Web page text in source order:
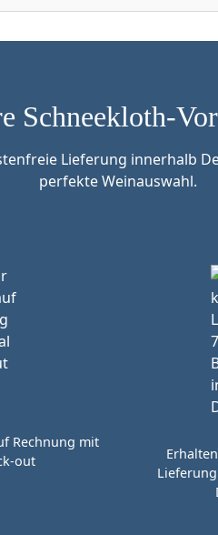
Schneekloth-
Lieferung innerhalb
perfekte Weinauswahl.
Rechnung mit
out